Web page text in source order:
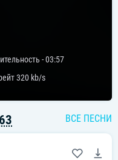
-03:57
320 kb/s
ВСЕ ПЕСНИ